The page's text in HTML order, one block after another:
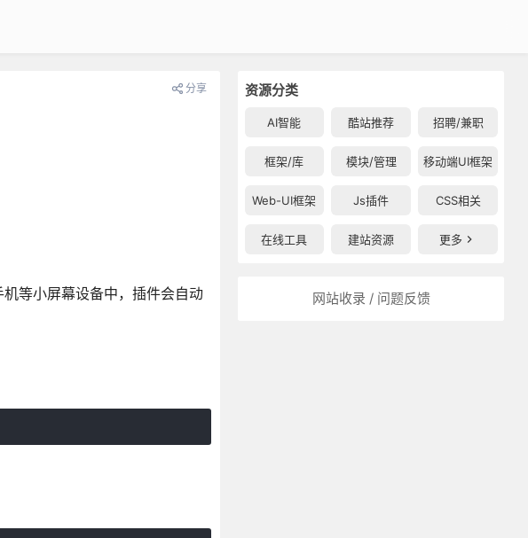
资源分类
AI智能 酷站推荐 招聘/兼职
框架/库 模块/管理 移动端UI框架
Web-UI框架 Js插件 CSS相关
在线工具 建站资源 更多
网站收录 / 问题反馈
分享
等小屏幕设备中，插件会自动